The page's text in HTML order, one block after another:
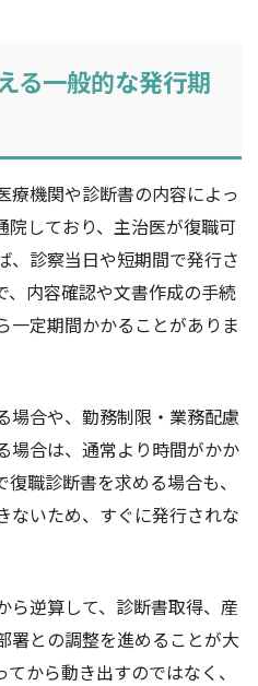
る一般的な発行期
療機関や診断書の内容によっ
院しており、主治医が復職可
、診察当日や短期間で発行さ
、内容確認や文書作成の手続
一定期間かかることがありま
場合や、勤務制限・業務配慮
場合は、通常より時間がかか
職診断書を求める場合も、
ないため、すぐに発行されな
ら逆算して、診断書取得、産
署との調整を進めることが大
から動き出すのではなく、